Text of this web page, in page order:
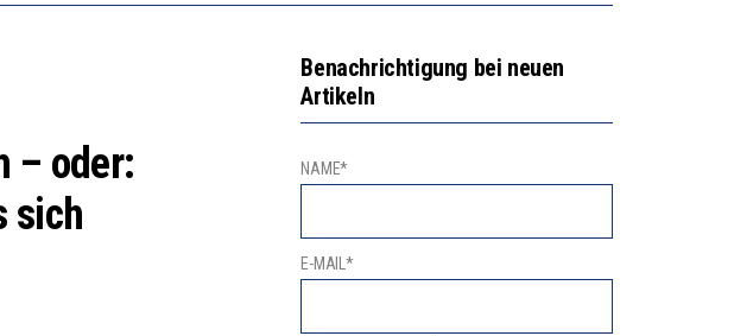
– oder:
sich
Benachrichtigung bei neuen
Artikeln
NAME*
E-MAIL*